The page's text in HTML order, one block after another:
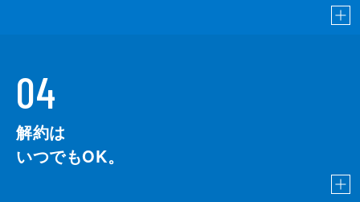
04
解約は
いつでもOK。